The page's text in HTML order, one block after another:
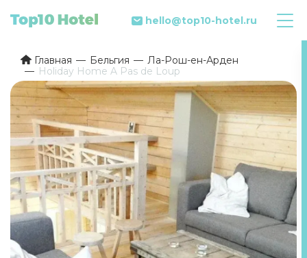
hello@top10-hotel.ru
Главная Бельгия
Ла-Рош-ен-Арден
Holiday Home A Pas de Loup